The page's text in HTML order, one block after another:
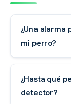
¿Una alarma
mi perro?
¿Hasta qué
detector?